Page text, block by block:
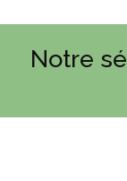
Notre